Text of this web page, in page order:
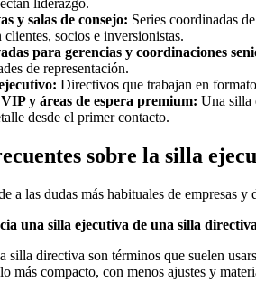
liderazgo.
y salas de consejo: Series coordinadas
clientes, socios e inversionistas.
para gerencias y coordinaciones
de representación.
Directivos que trabajan en
y áreas de espera premium: Una silla
desde el primer contacto.
sobre la silla
a las dudas más habituales de empresas
una silla ejecutiva de una silla
silla directiva son términos que suelen
más compacto, con menos ajustes y